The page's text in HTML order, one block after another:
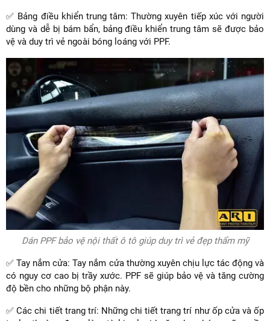
✅ Bảng điều khiển trung tâm: Thường xuyên tiếp xúc với người
dùng và dễ bị bám bẩn, bảng điều khiển trung tâm sẽ được bảo
vệ và duy trì vẻ ngoài bóng loáng với PPF.
Dán PPF bảo vệ nội thất ô tô giúp duy trì vẻ đẹp thẩm mỹ
✅ Tay nắm cửa: Tay nắm cửa thường xuyên chịu lực tác động và
có nguy cơ cao bị trầy xước. PPF sẽ giúp bảo vệ và tăng cường
độ bền cho những bộ phận này.
✅ Các chi tiết trang trí: Những chi tiết trang trí như ốp cửa và ốp